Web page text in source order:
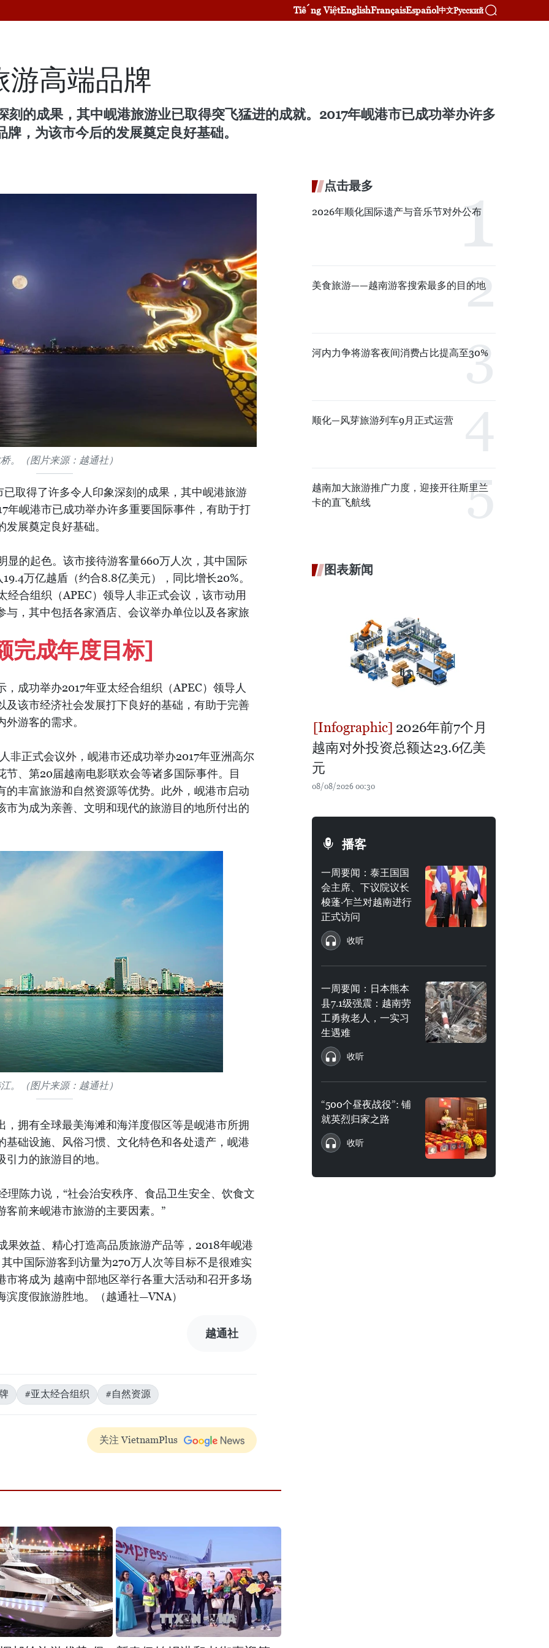
Tiếng ViệtEnglishFrançaisEspañol中文Русский
游高端品牌
刻的成果，其中岘港旅游业已取得突飞猛进的成就。2017年岘港市已成功举办许多
，为该市今后的发展奠定良好基础。
。（图片来源：越通社）
取得了许多令人印象深刻的成果，其中岘港旅游
年岘港市已成功举办许多重要国际事件，有助于打
展奠定良好基础。
显的起色。该市接待游客量660万人次，其中国际
万亿越盾（约合8.8亿美元），同比增长20%。
经合组织（APEC）领导人非正式会议，该市动用
与，其中包括各家酒店、会议举办单位以及各家旅
完成年度目标]
成功举办2017年亚太经合组织（APEC）领导人
及该市经济社会发展打下良好的基础，有助于完善
游客的需求。
非正式会议外，岘港市还成功举办2017年亚洲高尔
节、第20届越南电影联欢会等诸多国际事件。目
的丰富旅游和自然资源等优势。此外，岘港市启动
市为成为亲善、文明和现代的旅游目的地所付出的
。（图片来源：越通社）
，拥有全球最美海滩和海洋度假区等是岘港市所拥
基础设施、风俗习惯、文化特色和各处遗产，岘港
力的旅游目的地。
理陈力说，“社会治安秩序、食品卫生安全、饮食文
客前来岘港市旅游的主要因素。”
果效益、精心打造高品质旅游产品等，2018年岘港
中国际游客到访量为270万人次等目标不是很难实
市将成为 越南中部地区举行各重大活动和召开多场
度假旅游胜地。（越通社—VNA）
越通社
#亚太经合组织 #自然资源
关注 VietnamPlus
点击最多
2026年顺化国际遗产与音乐节对外公布
美食旅游——越南游客搜索最多的目的地
河内力争将游客夜间消费占比提高至30%
顺化—风芽旅游列车9月正式运营
越南加大旅游推广力度，迎接开往斯里兰
卡的直飞航线
图表新闻
2026年前7个月
越南对外投资总额达23.6亿美
元
08/08/2026 00:30
播客
一周要闻：泰王国国
会主席、下议院议长
梭蓬·乍兰对越南进行
正式访问
收听
一周要闻：日本熊本
县7.1级强震：越南劳
工勇救老人，一实习
生遇难
收听
“500个昼夜战役”: 铺
就英烈归家之路
收听